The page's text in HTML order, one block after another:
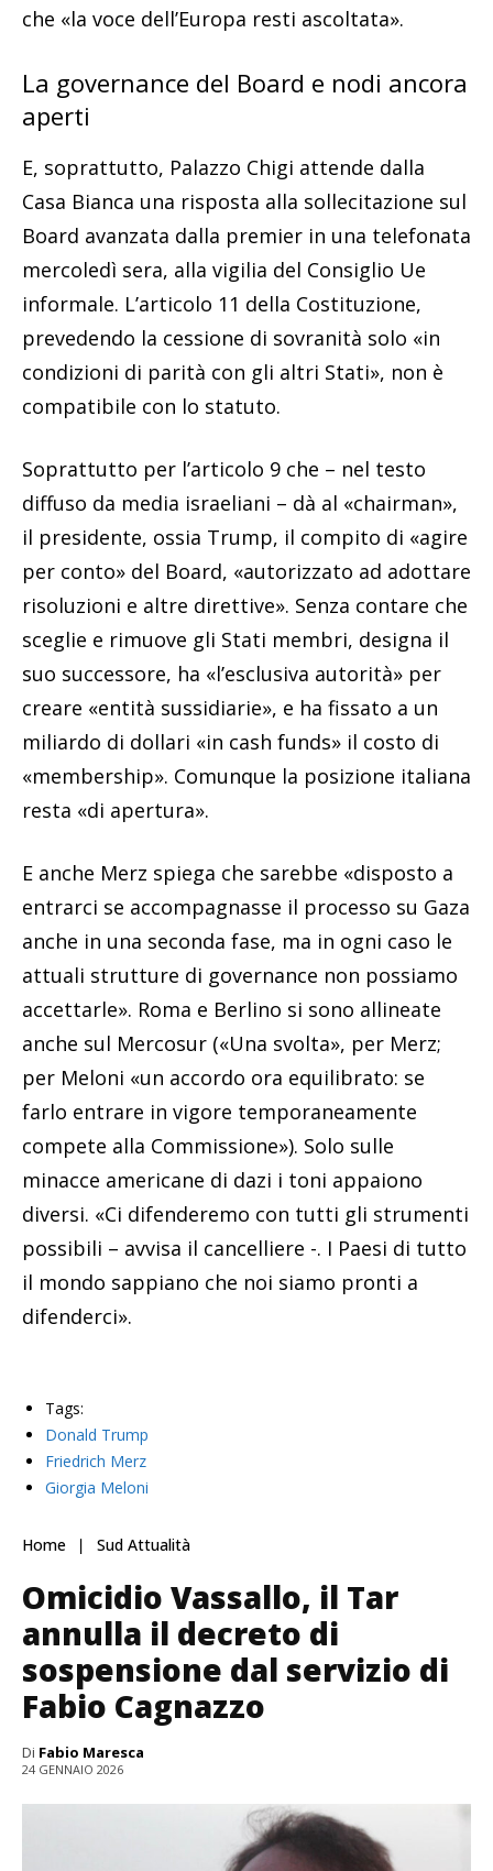
che «la voce dell’Europa resti ascoltata».
La governance del Board e nodi ancora
aperti
E, soprattutto, Palazzo Chigi attende dalla
Casa Bianca una risposta alla sollecitazione sul
Board avanzata dalla premier in una telefonata
mercoledì sera, alla vigilia del Consiglio Ue
informale. L’articolo 11 della Costituzione,
prevedendo la cessione di sovranità solo «in
condizioni di parità con gli altri Stati», non è
compatibile con lo statuto.
Soprattutto per l’articolo 9 che – nel testo
diffuso da media israeliani – dà al «chairman»,
il presidente, ossia Trump, il compito di «agire
per conto» del Board, «autorizzato ad adottare
risoluzioni e altre direttive». Senza contare che
sceglie e rimuove gli Stati membri, designa il
suo successore, ha «l’esclusiva autorità» per
creare «entità sussidiarie», e ha fissato a un
miliardo di dollari «in cash funds» il costo di
«membership». Comunque la posizione italiana
resta «di apertura».
E anche Merz spiega che sarebbe «disposto a
entrarci se accompagnasse il processo su Gaza
anche in una seconda fase, ma in ogni caso le
attuali strutture di governance non possiamo
accettarle». Roma e Berlino si sono allineate
anche sul Mercosur («Una svolta», per Merz;
per Meloni «un accordo ora equilibrato: se
farlo entrare in vigore temporaneamente
compete alla Commissione»). Solo sulle
minacce americane di dazi i toni appaiono
diversi. «Ci difenderemo con tutti gli strumenti
possibili – avvisa il cancelliere -. I Paesi di tutto
il mondo sappiano che noi siamo pronti a
difenderci».
Tags:
Donald Trump
Friedrich Merz
Giorgia Meloni
Home Sud Attualità
Omicidio Vassallo, il Tar
annulla il decreto di
sospensione dal servizio di
Fabio Cagnazzo
Di Fabio Maresca
24 GENNAIO 2026